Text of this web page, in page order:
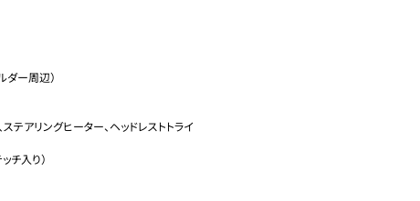
ダー周辺）
テアリングヒーター、ヘッドレストトライ
チ入り）